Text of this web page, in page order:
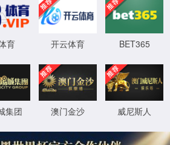
赛事网站(中国